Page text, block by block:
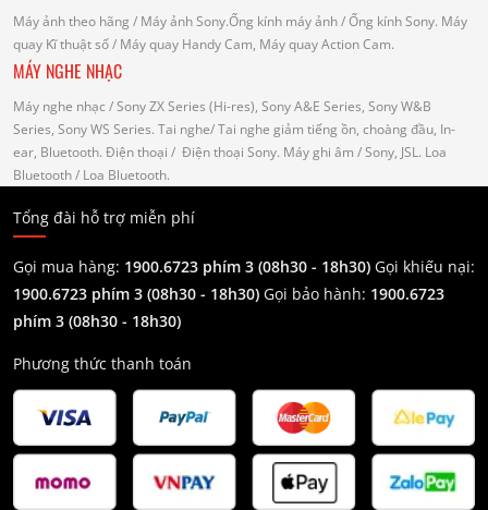
Máy ảnh theo hãng / Máy ảnh Sony.Ống kính máy ảnh / Ống kính Sony. Máy
quay Kĩ thuật số/ Máy quay Handy Cam, Máy quay Action Cam.
MÁY NGHE NHẠC
Máy nghe nhạc / Sony ZX Series (Hi-res), Sony A&E Series, Sony W&B
Series, Sony WS Series. Tai nghe/ Tai nghe giảm tiếng ồn, choàng đầu, In-
ear, Bluetooth. Điện thoại / Điện thoại Sony. Máy ghi âm / Sony, JSL. Loa
Bluetooth/ Loa Bluetooth.
Tổng đài hỗ trợ miễn phí
Gọi mua hàng: 1900.6723 phím 3 (08h30 - 18h30) Gọi khiếu nại:
1900.6723 phím 3 (08h30 - 18h30) Gọi bảo hành: 1900.6723
phím 3 (08h30 - 18h30)
Phương thức thanh toán